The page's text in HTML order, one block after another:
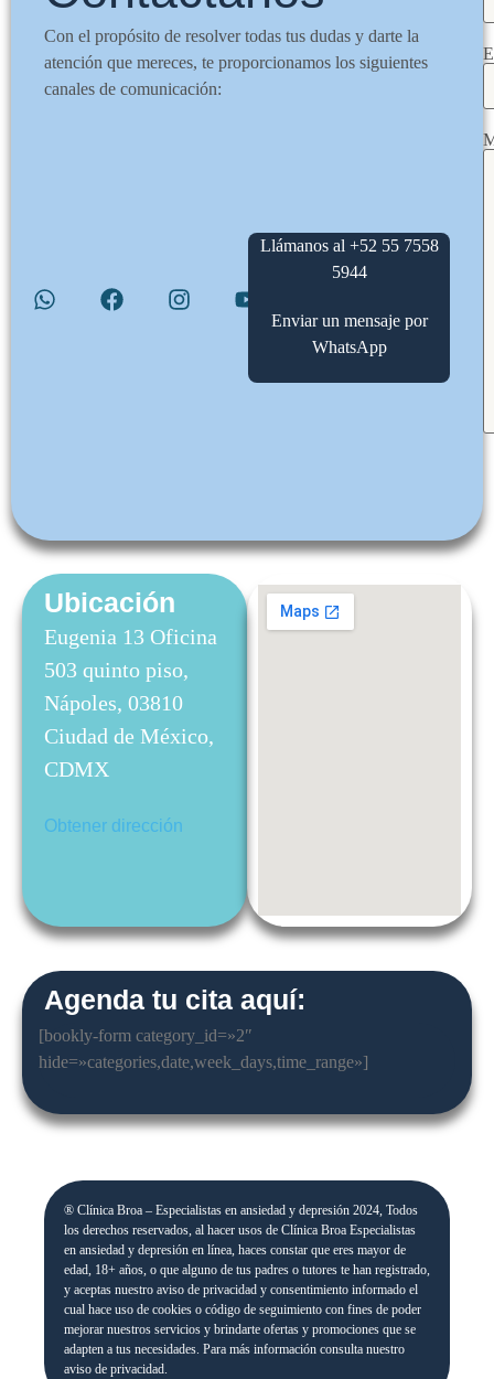
Con el propósito de resolver todas tus dudas y darte la
atención que mereces, te proporcionamos los siguientes
canales de comunicación:
Llámanos al +52 55 7558
5944
Enviar un mensaje por
WhatsApp
Ubicación
Eugenia 13 Oficina
503 quinto piso,
Nápoles, 03810
Ciudad de México,
CDMX
Obtener dirección
Agenda tu cita aquí:
[bookly-form category_id=»2″
hide=»categories,date,week_days,time_range»]
® Clínica Broa – Especialistas en ansiedad y depresión 2024, Todos
los derechos reservados, al hacer usos de Clínica Broa Especialistas
en ansiedad y depresión en línea, haces constar que eres mayor de
edad, 18+ años, o que alguno de tus padres o tutores te han registrado,
y aceptas nuestro aviso de privacidad y consentimiento informado el
cual hace uso de cookies o código de seguimiento con fines de poder
mejorar nuestros servicios y brindarte ofertas y promociones que se
adapten a tus necesidades. Para más información consulta nuestro
aviso de privacidad.